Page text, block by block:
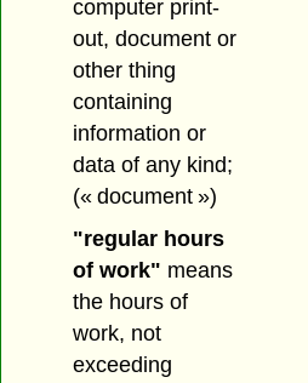
computer print-
out, document or
other thing
containing
information or
data of any kind;
(« document »)
"regular hours
of work" means
the hours of
work, not
exceeding